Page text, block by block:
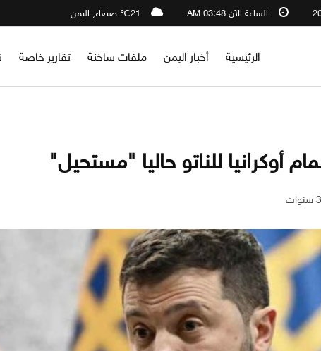
الساعة الآن 03:48 AM 21℃ صنعاء, اليمن
الرئيسية أخبار اليمن ملفات ساخنة تقارير خاصة
أوكرانيا للناتو حاليا "مستحيل"